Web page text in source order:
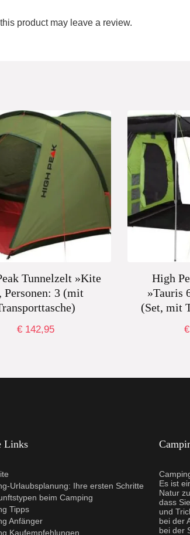
product may leave a review.
Tunnelzelt »Kite
Personen: 3 (mit
€142,95
High
»Tauris
(Set, mit
€
Links
Urlaubsplanung: Ihre ersten Schritte
beim Camping
Tipps
Anfänger
Kaufempfehlungen
Es ist
Natur
dass
und
bei der
bei der